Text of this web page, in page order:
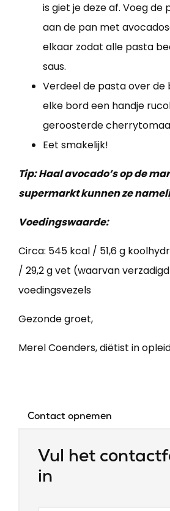
is giet je deze af. Voeg
aan de pan met
elkaar zodat alle pasta
saus.
Verdeel de pasta over de
elke bord een handje
geroosterde
Eet smakelijk!
Tip: Haal avocado’s op de
supermarkt kunnen ze
Voedingswaarde:
Circa: 545 kcal / 51,6 g
/ 29,2 g vet (waarvan
voedingsvezels
Gezonde groet,
Merel Coenders, diëtist in
Contact opnemen
Vul het
in